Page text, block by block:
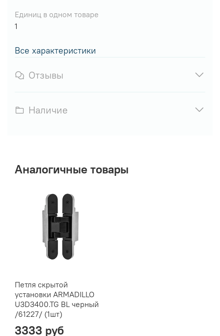
Единиц в одном товаре
1
Все характеристики
Отзывы
Наличие
Аналогичные товары
Петля скрытой
установки ARMADILLO
U3D3400.TG BL черный
/61227/ (1шт)
3333 руб